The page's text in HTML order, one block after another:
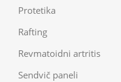
Protetika
Rafting
Revmatoidni artritis
Sendvič paneli